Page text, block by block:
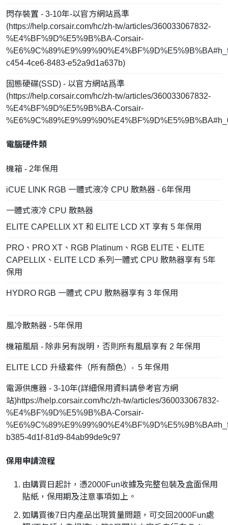
閃存裝置 - 3-10年-以官方網站爲準
(https://help.corsair.com/hc/zh-tw/articles/360033067832-
%E4%BF%9D%E5%9B%BA-Corsair-
c454-4ce6-8483-e52a9d1a637b)
固態硬碟(SSD) - 以官方網站爲準
(https://help.corsair.com/hc/zh-tw/articles/360033067832-
%E4%BF%9D%E5%9B%BA-Corsair-
電腦硬件類
機箱 - 2年保用
iCUE LINK RGB 一體式液冷 CPU 散熱器 - 6年保用
一體式液冷 CPU 散熱器
ELITE CAPELLIX XT 和 ELITE LCD XT 享有 5 年保用
PRO、PRO XT、RGB Platinum、RGB ELITE、ELITE
CAPELLIX、ELITE LCD 系列一體式 CPU 散熱器享有 5年
保用
HYDRO RGB 一體式 CPU 散熱器享有 3 年保用
風冷散熱器 - 5年保用
機箱風扇 - 除非另有說明，否則所有風扇享有 2 年保用
ELITE LCD 升級套件（所有顏色）- 5 年保用
電源供應器 - 3-10年(詳細保用資料請參考官方網
站)https://help.corsair.com/hc/zh-tw/articles/360033067832-
%E4%BF%9D%E5%9B%BA-Corsair-
b385-4d1f-81d9-84ab99de9c97
保用申請流程
由購買日起計，憑2000Fun收據及完整包裝及盒面保用
貼紙，保用期及注意事項如上。
如購買後7日内產品出現質量問題，可交回2000Fun處